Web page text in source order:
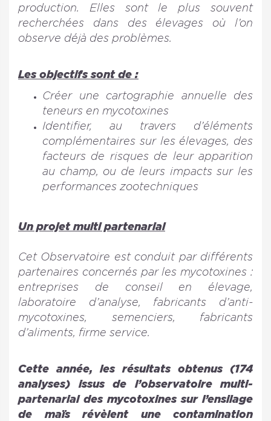
production. Elles sont le plus souvent
recherchées dans des élevages où l’on
observe déjà des problèmes.
Les objectifs sont de :
Créer une cartographie annuelle des
teneurs en mycotoxines
Identifier, au travers d’éléments
complémentaires sur les élevages, des
facteurs de risques de leur apparition
au champ, ou de leurs impacts sur les
performances zootechniques
Un projet multi partenarial
Cet Observatoire est conduit par différents
partenaires concernés par les mycotoxines :
entreprises de conseil en élevage,
laboratoire d’analyse, fabricants d’anti-
mycotoxines, semenciers, fabricants
d’aliments, firme service.
Cette année, les résultats obtenus (174
analyses) issus de l’observatoire multi-
partenarial des mycotoxines sur l’ensilage
de maïs révèlent une contamination